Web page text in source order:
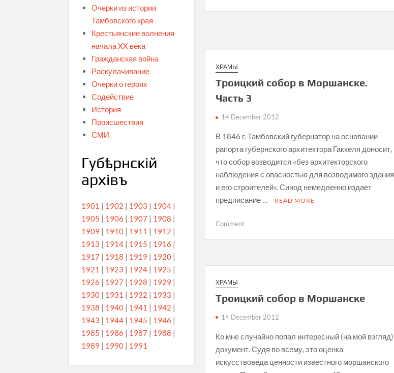
Часть
ХРАМЫ
Троицкий собор в Моршанске.
Часть 3
14 December 2012
В 1846 г. Тамбовский губернатор на основании
рапорта губернского архитектора Гаккеля доносит,
что собор возводится «без архитекторского
наблюдения с опасностью для возводимого здания
и его строителей». Синод немедленно издает
предписание …
READ MORE
Commenton
Моршанске.
ХРАМЫ
Троицкий собор в Моршанске
14 December 2012
Ко мне случайно попал интересный (на мой взгляд)
документ. Судя по всему, это оценка
искусствоведа ценности известного моршанского
Очерки из истории
Тамбовского края
Крестьянские волнения
начала XX века
Гражданская война
Раскулачивание
Очерки о героях
Содействие
История
Происшествия
СМИ
Губѣрнскiй
архiвъ
1901 | 1902 | 1903 | 1904 |
1905 | 1906 | 1907 | 1908 |
1909 | 1910 | 1911 | 1912 |
1913 | 1914 | 1915 | 1916 |
1917 | 1918 | 1919 | 1920 |
1921 | 1923 | 1924 | 1925 |
1926 | 1927 | 1928 | 1929 |
1930 | 1931 | 1932 | 1933 |
1938 | 1940 | 1941 | 1942 |
1943 | 1944 | 1945 | 1946 |
1985 | 1986 | 1987 | 1988 |
1989 | 1990 | 1991